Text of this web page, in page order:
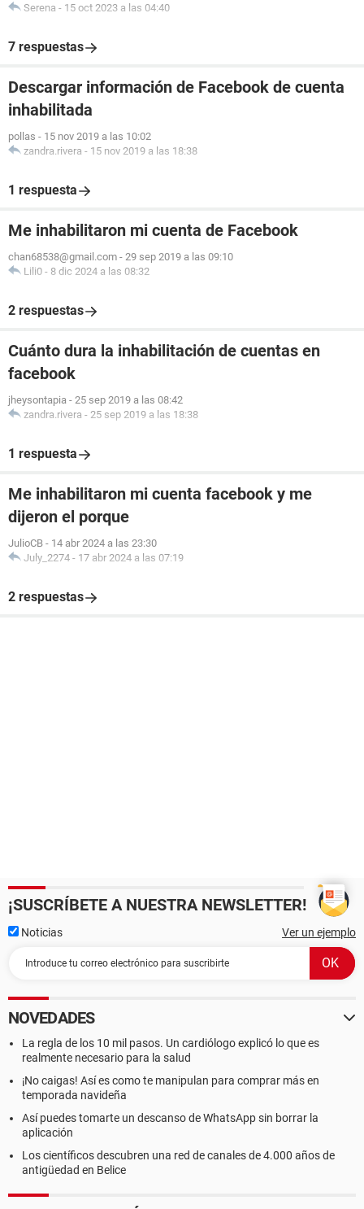
Serena - 15 oct 2023 a las 04:40
7 respuestas
Descargar información de Facebook de cuenta
inhabilitada
pollas - 15 nov 2019 a las 10:02
zandra.rivera - 15 nov 2019 a las 18:38
1 respuesta
Me inhabilitaron mi cuenta de Facebook
chan68538@gmail.com - 29 sep 2019 a las 09:10
Lili0 - 8 dic 2024 a las 08:32
2 respuestas
Cuánto dura la inhabilitación de cuentas en
facebook
jheysontapia - 25 sep 2019 a las 08:42
zandra.rivera - 25 sep 2019 a las 18:38
1 respuesta
Me inhabilitaron mi cuenta facebook y me
dijeron el porque
JulioCB - 14 abr 2024 a las 23:30
July_2274 - 17 abr 2024 a las 07:19
2 respuestas
¡SUSCRÍBETE A NUESTRA NEWSLETTER!
Noticias Ver un ejemplo
NOVEDADES
La regla de los 10 mil pasos. Un cardiólogo explicó lo que es
realmente necesario para la salud
¡No caigas! Así es como te manipulan para comprar más en
temporada navideña
Así puedes tomarte un descanso de WhatsApp sin borrar la
aplicación
Los científicos descubren una red de canales de 4.000 años de
antigüedad en Belice